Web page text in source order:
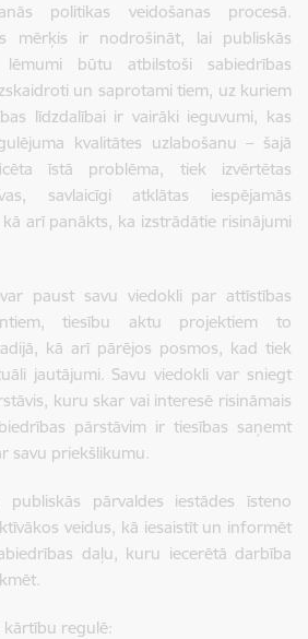
politikas veidošanas procesā.
mērķis ir nodrošināt, lai publiskās
lēmumi būtu atbilstoši sabiedrības
un saprotami tiem, uz kuriem
līdzdalībai ir vairāki ieguvumi, kas
kvalitātes uzlabošanu – šajā
īstā problēma, tiek izvērtētas
savlaicīgi atklātas iespējamās
arī panākts, ka izstrādātie risinājumi
paust savu viedokli par attīstības
tiesību aktu projektiem to
kā arī pārējos posmos, kad tiek
jautājumi. Savu viedokli var sniegt
kuru skar vai interesē risināmais
pārstāvim ir tiesības saņemt
savu priekšlikumu.
publiskās pārvaldes iestādes īsteno
veidus, kā iesaistīt un informēt
daļu, kuru iecerētā darbība
kārtību regulē: